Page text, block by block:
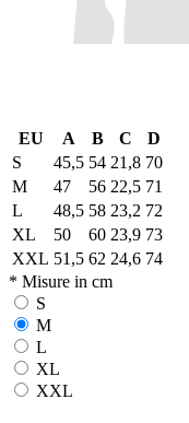
EU A B C
D
S
45,5 54 21,8 70
M
47 56 22,5 71
L
48,5 58 23,2 72
XL
50 60 23,9 73
XXL 51,5 62 24,6 74
* Misure in cm
S
M
L
XL
XXL